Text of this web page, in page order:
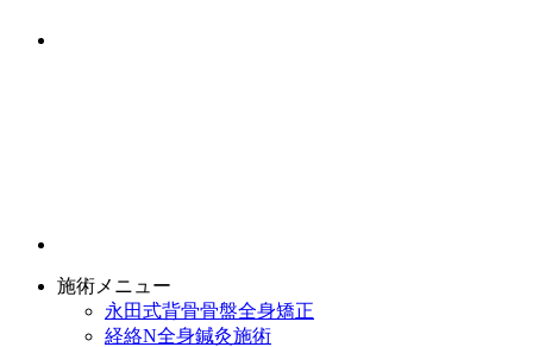
施術メニュー
永田式背骨骨盤全身矯正
経絡N全身鍼灸施術